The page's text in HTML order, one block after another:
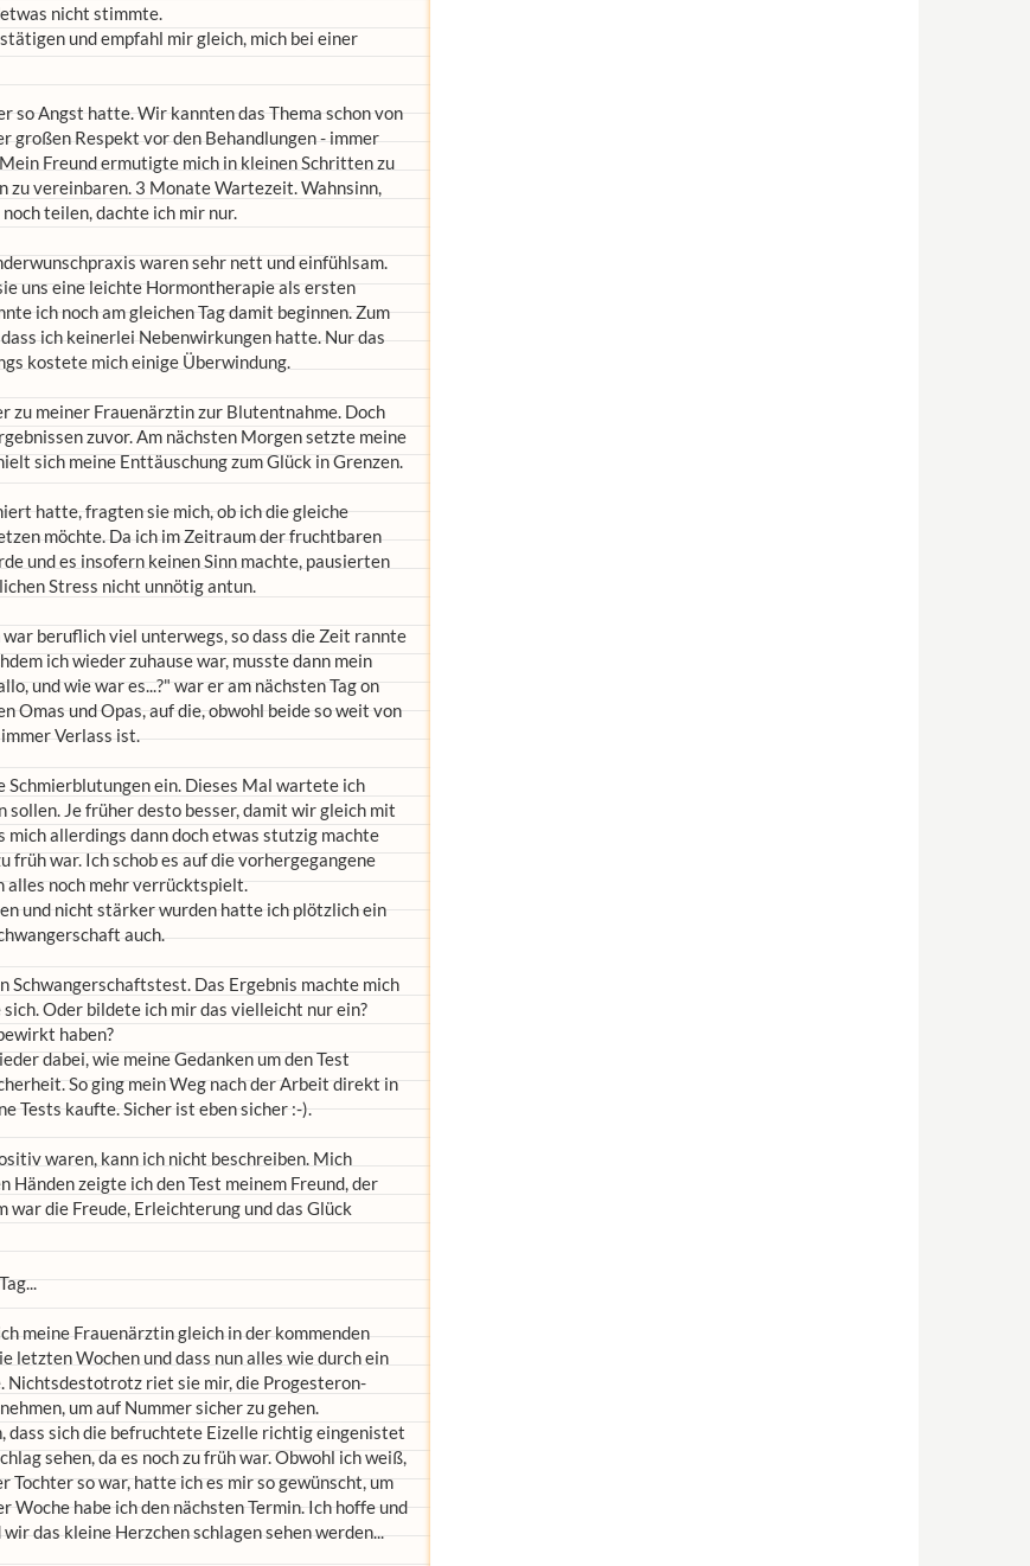
nicht stimmte.
und empfahl mir gleich, mich bei einer
so Angst hatte. Wir kannten das Thema schon von
großen Respekt vor den Behandlungen - immer
Freund ermutigte mich in kleinen Schritten zu
zu vereinbaren. 3 Monate Wartezeit. Wahnsinn,
teilen, dachte ich mir nur.
waren sehr nett und einfühlsam.
uns eine leichte Hormontherapie als ersten
ich noch am gleichen Tag damit beginnen. Zum
ich keinerlei Nebenwirkungen hatte. Nur das
kostete mich einige Überwindung.
zu meiner Frauenärztin zur Blutentnahme. Doch
zuvor. Am nächsten Morgen setzte meine
sich meine Enttäuschung zum Glück in Grenzen.
hatte, fragten sie mich, ob ich die gleiche
möchte. Da ich im Zeitraum der fruchtbaren
und es insofern keinen Sinn machte, pausierten
Stress nicht unnötig antun.
beruflich viel unterwegs, so dass die Zeit rannte
ich wieder zuhause war, musste dann mein
und wie war es...?" war er am nächsten Tag on
Omas und Opas, auf die, obwohl beide so weit von
Verlass ist.
ein. Dieses Mal wartete ich
sollen. Je früher desto besser, damit wir gleich mit
allerdings dann doch etwas stutzig machte
früh war. Ich schob es auf die vorhergegangene
alles noch mehr verrücktspielt.
und nicht stärker wurden hatte ich plötzlich ein
auch.
Schwangerschaftstest. Das Ergebnis machte mich
Oder bildete ich mir das vielleicht nur ein?
haben?
dabei, wie meine Gedanken um den Test
So ging mein Weg nach der Arbeit direkt in
Tests kaufte. Sicher ist eben sicher :-).
waren, kann ich nicht beschreiben. Mich
zeigte ich den Test meinem Freund, der
war die Freude, Erleichterung und das Glück
meine Frauenärztin gleich in der kommenden
letzten Wochen und dass nun alles wie durch ein
riet sie mir, die Progesteron-
um auf Nummer sicher zu gehen.
dass sich die befruchtete Eizelle richtig eingenistet
sehen, da es noch zu früh war. Obwohl ich weiß,
Tochter so war, hatte ich es mir so gewünscht, um
Woche habe ich den nächsten Termin. Ich hoffe und
das kleine Herzchen schlagen sehen werden...